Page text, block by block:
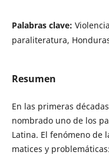
Palabras clave:
paraliteratura,
Resumen
En las primeras
nombrado uno de los
Latina. El fenómeno de
matices y